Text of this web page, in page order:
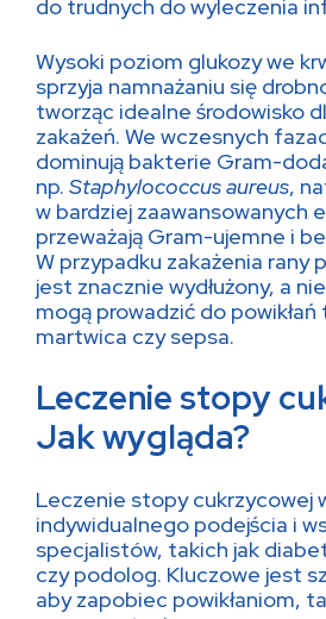
do trudnych do wyleczenia
Wysoki poziom glukozy we
sprzyja namnażaniu się
tworząc idealne środowisko
zakażeń. We wczesnych
dominują bakterie Gram-
np. Staphylococcus aureus,
w bardziej zaawansowanych
przeważają Gram-ujemne i
W przypadku zakażenia rany
jest znacznie wydłużony, a
mogą prowadzić do powikłań
martwica czy sepsa.
Leczenie stopy
Jak wygląda?
Leczenie stopy cukrzycowej
indywidualnego podejścia i
specjalistów, takich jak
czy podolog. Kluczowe jest
aby zapobiec powikłaniom,